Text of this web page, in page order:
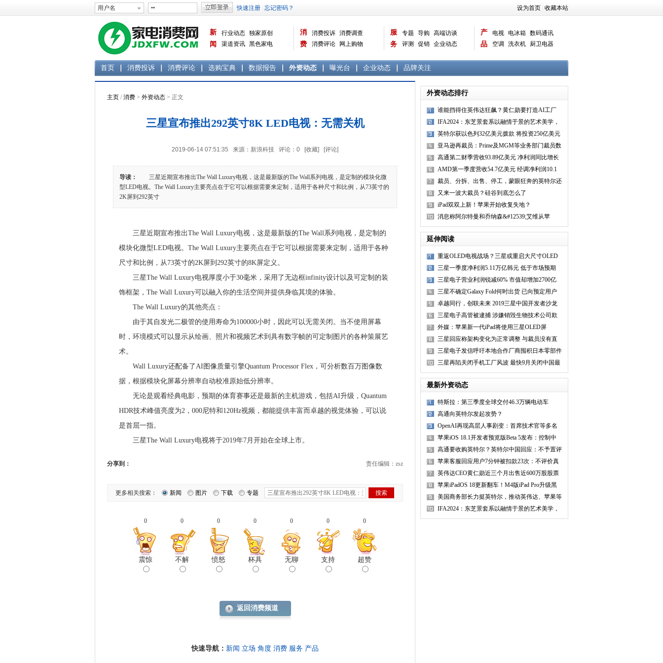
设为首页 收藏本站
新
闻
行业动态 独家原创
渠道资讯 黑色家电
消
费
消费投诉 消费调查
消费评论
网上购物
曝光台
品牌关注
服
务
专题 导购
高端访谈
评测
促销 企业动态
产
品
电视 电冰箱 数码通讯
空调
洗衣机
厨卫电器
首页 消费投诉 消费评论 选购宝典 数据报告 外资动态 曝光台 企业动态 品牌关注
主页 /消费 > 外资动态 > 正文
三星宣布推出292英寸8K LED电视：无需关机
2019-06-14 07:51:35 来源：新浪科技 评论： 0 [收藏] [评论]
导读：
三星近期宣布推出The Wall Luxury电视，这是最新版的The Wall系列电视，是定制的模块化微
型LED电视。The Wall Luxury主要亮点在于它可以根据需要来定制，适用于各种尺寸和比例，从73英寸的
2K屏到292英寸
三星近期宣布推出The Wall Luxury电视，这是最新版的The Wall系列电视，是定制的
模块化微型LED电视。The Wall Luxury主要亮点在于它可以根据需要来定制，适用于各种
尺寸和比例，从73英寸的2K屏到292英寸的8K屏定义。
三星The Wall Luxury电视厚度小于30毫米，采用了无边框infinity设计以及可定制的装
饰框架，The Wall Luxury可以融入你的生活空间并提供身临其境的体验。
The Wall Luxury的其他亮点：
由于其自发光二极管的使用寿命为100000小时，因此可以无需关闭。当不使用屏幕
时，环境模式可以显示从绘画、照片和视频艺术到具有数字帧的可定制图片的各种策展艺
术。
Wall Luxury还配备了AI图像质量引擎Quantum Processor Flex，可分析数百万图像数
据，根据模块化屏幕分辨率自动校准原始低分辨率。
无论是观看经典电影，预期的体育赛事还是最新的主机游戏，包括AI升级，Quantum
HDR技术峰值亮度为2，000尼特和120Hz视频，都能提供丰富而卓越的视觉体验，可以说
是首屈一指。
三星The Wall Luxury电视将于2019年7月开始在全球上市。
分享到： 责任编辑：zsz
更多相关搜索： 新闻 图片 下载 专题
0
震惊
0
不解
0
愤怒
0
杯具
0
无聊
0
支持
0
超赞
返回消费频道
快速导航： 新闻 立场 角度 消费 服务 产品
外资动态排行
谁能挡得住英伟达狂飙？黄仁勋要打造AI工厂
IFA2024：东芝景套系以融情于景的艺术美学，
营造艺术生活新
英特尔获以色列32亿美元拨款 将投资250亿美元
在该国建芯片
亚马逊再裁员：Prime及MGM等业务部门裁员数
百人
高通第二财季营收93.89亿美元 净利润同比增长
37%
AMD第一季度营收54.7亿美元 经调净利润10.1
亿美元
裁员、分拆、出售、停工，蒙眼狂奔的英特尔还
没见到曙光
又来一波大裁员？硅谷到底怎么了
iPad双双上新！苹果开始收复失地？
消息称阿尔特曼和乔纳森&#12539;艾维从苹
果“挖人”，开发人
延伸阅读
重返OLED电视战场？三星或重启大尺寸OLED
投资
三星一季度净利润5.11万亿韩元 低于市场预期
三星电子营业利润锐减60% 市值却增加2700亿
三星不确定Galaxy Fold何时出货 已向预定用户
致歉
卓越同行，创联未来 2019三星中国开发者沙龙
圆满收官
三星电子高管被逮捕 涉嫌销毁生物技术公司欺
诈证据
外媒：苹果新一代iPad将使用三星OLED屏
三星回应称架构变化为正常调整 与裁员没有直
接关联
三星电子发信呼吁本地合作厂商囤积日本零部件
三星再陷关闭手机工厂风波 最快9月关闭中国最
后一家
最新外资动态
特斯拉：第三季度全球交付46.3万辆电动车
高通向英特尔发起攻势？
OpenAI再现高层人事剧变：首席技术官等多名
高管将
苹果iOS 18.1开发者预览版Beta 5发布：控制中
心
高通要收购英特尔？英特尔中国回应：不予置评
苹果客服回应用户7分钟被扣款23次：不评价真
实性
英伟达CEO黄仁勋近三个月出售近600万股股票
价值
苹果iPadOS 18更新翻车！M4版iPad Pro升级黑
屏
美国商务部长力挺英特尔，推动英伟达、苹果等
公司
IFA2024：东芝景套系以融情于景的艺术美学，
营造